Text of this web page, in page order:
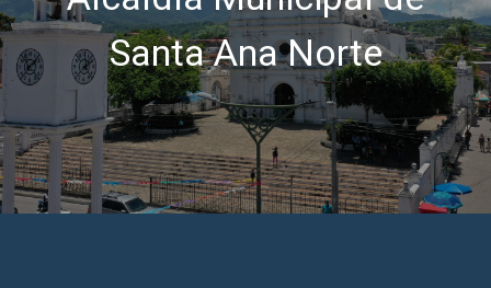
Santa Ana Norte